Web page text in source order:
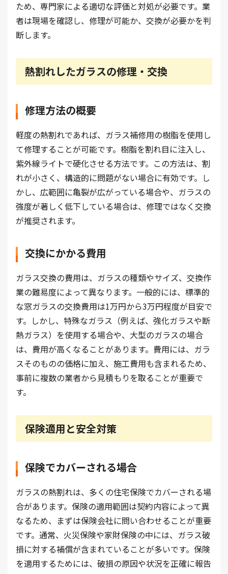
ため、専門家による適切な評価と対処が必要です。業
者は現場を確認し、修理が可能か、交換が必要かを判
断します。
熱割れしたガラスの修理・交換
修理方法の概要
軽度の熱割れであれば、ガラス補修用の樹脂を使用し
て修理することが可能です。樹脂を割れ目に注入し、
紫外線ライトで硬化させる方法です。この方法は、割
れが小さく、構造的に問題がない場合に有効です。し
かし、広範囲に亀裂が広がっている場合や、ガラスの
強度が著しく低下している場合は、修理ではなく交換
が推奨されます。
交換にかかる費用
ガラス交換の費用は、ガラスの種類やサイズ、交換作
業の難易度によって異なります。一般的には、標準的
な窓ガラスの交換費用は1万円から3万円程度が目安で
す。しかし、特殊なガラス（例えば、強化ガラスや断
熱ガラス）を使用する場合や、大型のガラスの場合
は、費用が高くなることがあります。費用には、ガラ
スそのものの価格に加え、施工費用も含まれるため、
事前に複数の業者から見積もりを取ることが重要で
す。
保険適用と安全対策
保険でカバーされる場合
ガラスの熱割れは、多くの住宅保険でカバーされる場
合があります。保険の適用範囲は契約内容によって異
なるため、まずは保険会社に問い合わせることが重要
です。通常、火災保険や家財保険の中には、ガラス破
損に対する補償が含まれていることが多いです。保険
を適用するためには、破損の原因や状況を正確に報告